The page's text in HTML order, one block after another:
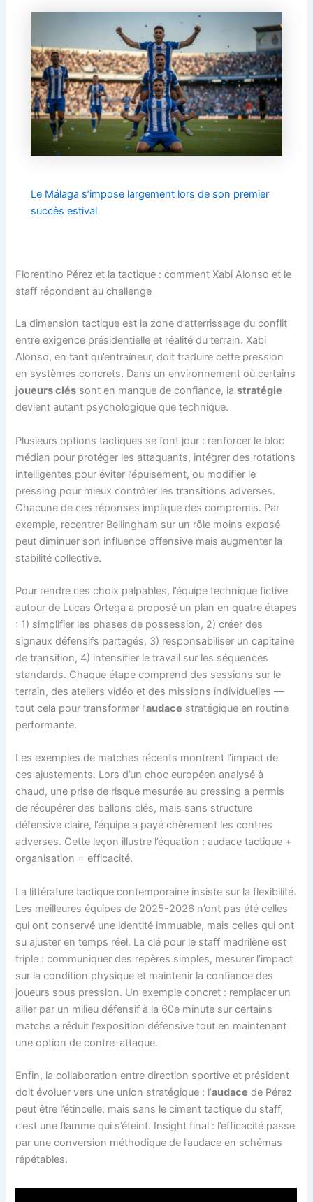
Le Málaga s’impose largement lors de son premier
succès estival
Florentino Pérez et la tactique : comment Xabi Alonso et le
staff répondent au challenge
La dimension tactique est la zone d’atterrissage du conflit
entre exigence présidentielle et réalité du terrain. Xabi
Alonso, en tant qu’entraîneur, doit traduire cette pression
en systèmes concrets. Dans un environnement où certains
joueurs clés sont en manque de confiance, lastratégie
devient autant psychologique que technique.
Plusieurs options tactiques se font jour : renforcer le bloc
médian pour protéger les attaquants, intégrer des rotations
intelligentes pour éviter l’épuisement, ou modifier le
pressing pour mieux contrôler les transitions adverses.
Chacune de ces réponses implique des compromis. Par
exemple, recentrer Bellingham sur un rôle moins exposé
peut diminuer son influence offensive mais augmenter la
stabilité collective.
Pour rendre ces choix palpables, l’équipe technique fictive
autour de Lucas Ortega a proposé un plan en quatre étapes
: 1) simplifier les phases de possession, 2) créer des
signaux défensifs partagés, 3) responsabiliser un capitaine
de transition, 4) intensifier le travail sur les séquences
standards. Chaque étape comprend des sessions sur le
terrain, des ateliers vidéo et des missions individuelles —
tout cela pour transformer l’audace stratégique en routine
performante.
Les exemples de matches récents montrent l’impact de
ces ajustements. Lors d’un choc européen analysé à
chaud, une prise de risque mesurée au pressing a permis
de récupérer des ballons clés, mais sans structure
défensive claire, l’équipe a payé chèrement les contres
adverses. Cette leçon illustre l’équation : audace tactique +
organisation = efficacité.
La littérature tactique contemporaine insiste sur la flexibilité.
Les meilleures équipes de 2025-2026 n’ont pas été celles
qui ont conservé une identité immuable, mais celles qui ont
su ajuster en temps réel. La clé pour le staff madrilène est
triple : communiquer des repères simples, mesurer l’impact
sur la condition physique et maintenir la confiance des
joueurs sous pression. Un exemple concret : remplacer un
ailier par un milieu défensif à la 60e minute sur certains
matchs a réduit l’exposition défensive tout en maintenant
une option de contre-attaque.
Enfin, la collaboration entre direction sportive et président
doit évoluer vers une union stratégique : l’audace de Pérez
peut être l’étincelle, mais sans le ciment tactique du staff,
c’est une flamme qui s’éteint. Insight final : l’efficacité passe
par une conversion méthodique de l’audace en schémas
répétables.